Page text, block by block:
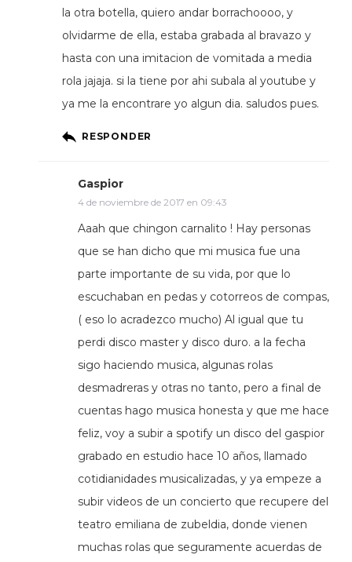
la otra botella, quiero andar borrachoooo, y
olvidarme de ella, estaba grabada al bravazo y
hasta con una imitacion de vomitada a media
rola jajaja. si la tiene por ahi subala al youtube y
ya me la encontrare yo algun dia. saludos pues.
RESPONDER
Gaspior
4 de noviembre de 2017 en 09:43
Aaah que chingon carnalito ! Hay personas
que se han dicho que mi musica fue una
parte importante de su vida, por que lo
escuchaban en pedas y cotorreos de compas,
( eso lo acradezco mucho) Al igual que tu
perdi disco master y disco duro. a la fecha
sigo haciendo musica, algunas rolas
desmadreras y otras no tanto, pero a final de
cuentas hago musica honesta y que me hace
feliz, voy a subir a spotify un disco del gaspior
grabado en estudio hace 10 años, llamado
cotidianidades musicalizadas, y ya empeze a
subir videos de un concierto que recupere del
teatro emiliana de zubeldia, donde vienen
muchas rolas que seguramente acuerdas de